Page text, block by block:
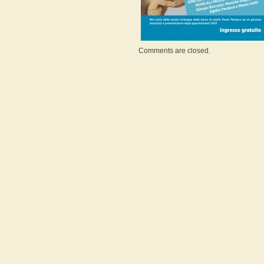
Comments are closed.